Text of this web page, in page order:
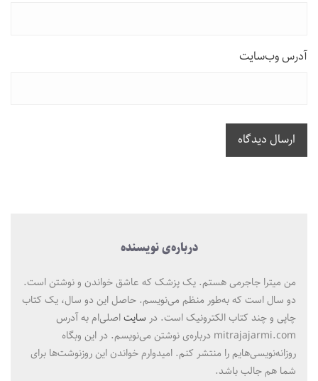
آدرس وب‌سایت
ارسال دیدگاه
درباره‌ی نویسنده
من میترا جاجرمی هستم. یک پزشک که عاشق خواندن و نوشتن است.
دو سال است که به‌طور منظم می‌نویسم. حاصل این دو سال، یک کتاب
چاپی و چند کتاب الکترونیک است. در سایتاصلی‌ام به آدرس
mitrajajarmi.com درباره‌ی نوشتن می‌نویسم. در این وبگاه
روزانه‌نویسی‌هایم را منتشر کنم. امیدوارم خواندن این روزنوشت‌ها برای
شما هم جالب باشد.